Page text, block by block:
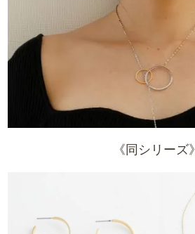
《同シリーズ》